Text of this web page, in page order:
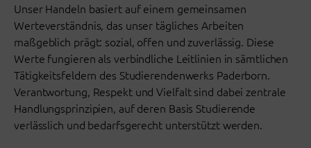
Unser Handeln basiert auf einem gemeinsamen
Werteverständnis, das unser tägliches Arbeiten
maßgeblich prägt: sozial, offen und zuverlässig. Diese
Werte fungieren als verbindliche Leitlinien in sämtlichen
Tätigkeitsfeldern des Studierendenwerks Paderborn.
Verantwortung, Respekt und Vielfalt sind dabei zentrale
Handlungsprinzipien, auf deren Basis Studierende
verlässlich und bedarfsgerecht unterstützt werden.